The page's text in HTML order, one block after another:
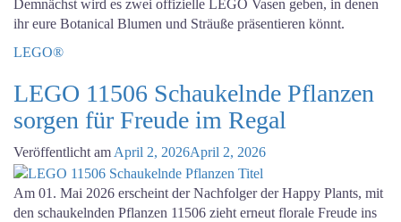
Demnächst wird es zwei offizielle LEGO Vasen geben, in denen
ihr eure Botanical Blumen und Sträuße präsentieren könnt.
LEGO®
LEGO 11506 Schaukelnde Pflanzen
sorgen für Freude im Regal
Veröffentlicht am April 2, 2026April 2, 2026
Am 01. Mai 2026 erscheint der Nachfolger der Happy Plants, mit
den schaukelnden Pflanzen 11506 zieht erneut florale Freude ins